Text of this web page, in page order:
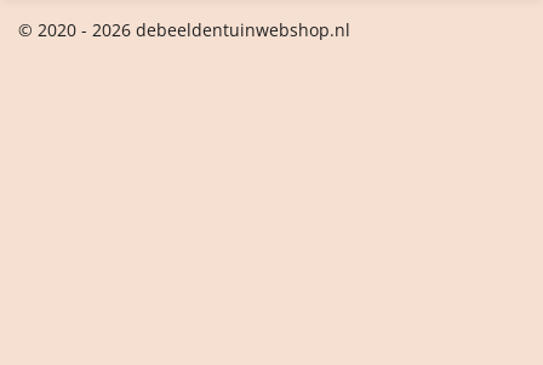
© 2020 - 2026 debeeldentuinwebshop.nl